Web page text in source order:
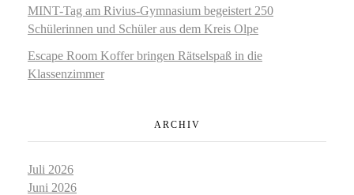
MINT-Tag am Rivius-Gymnasium begeistert 250
Schülerinnen und Schüler aus dem Kreis Olpe
Escape Room Koffer bringen Rätselspaß in die
Klassenzimmer
ARCHIV
Juli 2026
Juni 2026